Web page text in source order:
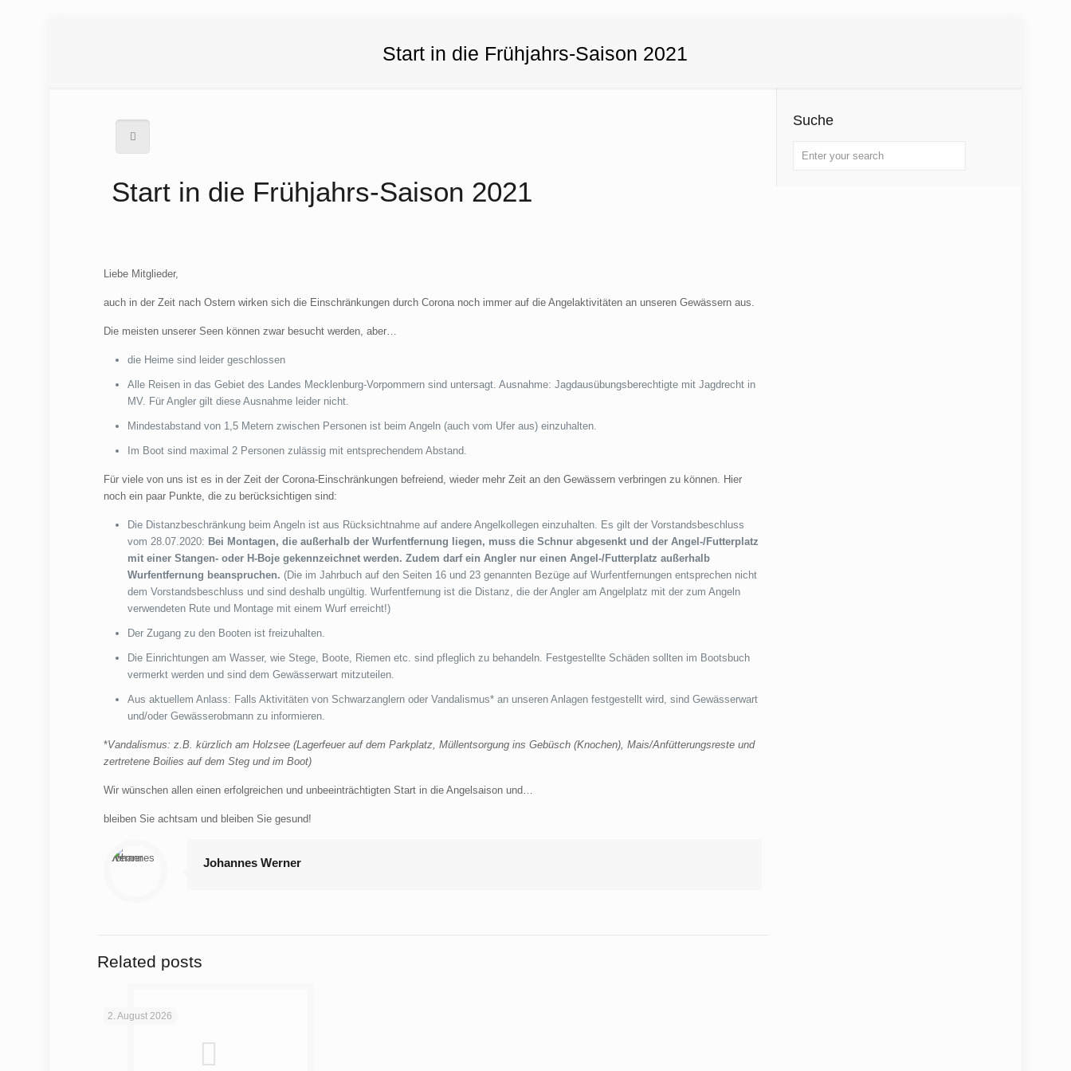
Start in die Frühjahrs-Saison 2021
Start in die Frühjahrs-Saison 2021
Liebe Mitglieder,
auch in der Zeit nach Ostern wirken sich die Einschränkungen durch Corona noch immer auf die Angelaktivitäten an unseren Gewässern aus.
Die meisten unserer Seen können zwar besucht werden, aber…
die Heime sind leider geschlossen
Alle Reisen in das Gebiet des Landes Mecklenburg-Vorpommern sind untersagt. Ausnahme: Jagdausübungsberechtigte mit Jagdrecht in
MV. Für Angler gilt diese Ausnahme leider nicht.
Mindestabstand von 1,5 Metern zwischen Personen ist beim Angeln (auch vom Ufer aus) einzuhalten.
Im Boot sind maximal 2 Personen zulässig mit entsprechendem Abstand.
Für viele von uns ist es in der Zeit der Corona-Einschränkungen befreiend, wieder mehr Zeit an den Gewässern verbringen zu können. Hier
noch ein paar Punkte, die zu berücksichtigen sind:
Die Distanzbeschränkung beim Angeln ist aus Rücksichtnahme auf andere Angelkollegen einzuhalten. Es gilt der Vorstandsbeschluss
vom 28.07.2020: Bei Montagen, die außerhalb der Wurfentfernung liegen, muss die Schnur abgesenkt und der Angel-/Futterplatz
mit einer Stangen- oder H-Boje gekennzeichnet werden. Zudem darf ein Angler nur einen Angel-/Futterplatz außerhalb
Wurfentfernung beanspruchen.(Die im Jahrbuch auf den Seiten 16 und 23 genannten Bezüge auf Wurfentfernungen entsprechen nicht
dem Vorstandsbeschluss und sind deshalb ungültig. Wurfentfernung ist die Distanz, die der Angler am Angelplatz mit der zum Angeln
verwendeten Rute und Montage mit einem Wurf erreicht!)
Der Zugang zu den Booten ist freizuhalten.
Die Einrichtungen am Wasser, wie Stege, Boote, Riemen etc. sind pfleglich zu behandeln. Festgestellte Schäden sollten im Bootsbuch
vermerkt werden und sind dem Gewässerwart mitzuteilen.
Aus aktuellem Anlass: Falls Aktivitäten von Schwarzanglern oder Vandalismus* an unseren Anlagen festgestellt wird, sind Gewässerwart
und/oder Gewässerobmann zu informieren.
*Vandalismus: z.B. kürzlich am Holzsee (Lagerfeuer auf dem Parkplatz, Müllentsorgung ins Gebüsch (Knochen), Mais/Anfütterungsreste und
zertretene Boilies auf dem Steg und im Boot)
Wir wünschen allen einen erfolgreichen und unbeeinträchtigten Start in die Angelsaison und…
bleiben Sie achtsam und bleiben Sie gesund!
Johannes Werner
Related posts
2. August 2026
Suche